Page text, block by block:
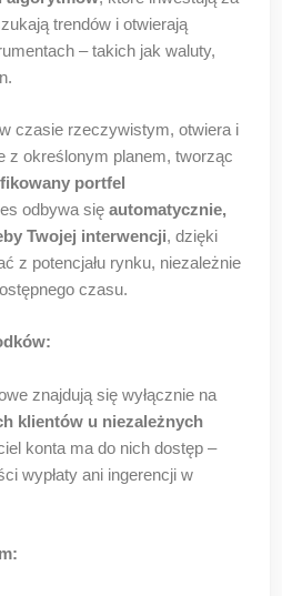
trendów i otwierają
– takich jak waluty,
czasie rzeczywistym, otwiera i
z określonym planem, tworząc
portfel
odbywa się automatycznie,
Twojej interwencji, dzięki
z potencjału rynku, niezależnie
czasu.
znajdują się wyłącznie na
klientów u niezależnych
konta ma do nich dostęp –
wypłaty ani ingerencji w